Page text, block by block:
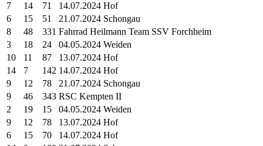
7
14 71
14.07.2024 Hof
6
15 51
21.07.2024 Schongau
8
48 331 Fahrrad Heilmann Team SSV Forchheim
3
18 24
04.05.2024 Weiden
10
11 87
13.07.2024 Hof
14
7 142 14.07.2024 Hof
9
12 78
21.07.2024 Schongau
9
46 343 RSC Kempten II
2
19 15
04.05.2024 Weiden
9
12 78
13.07.2024 Hof
6
15 70
14.07.2024 Hof